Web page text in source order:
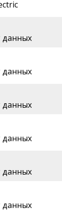
данных
данных
данных
данных
данных
данных